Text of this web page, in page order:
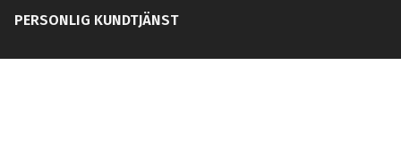
PERSONLIG KUNDTJÄNST